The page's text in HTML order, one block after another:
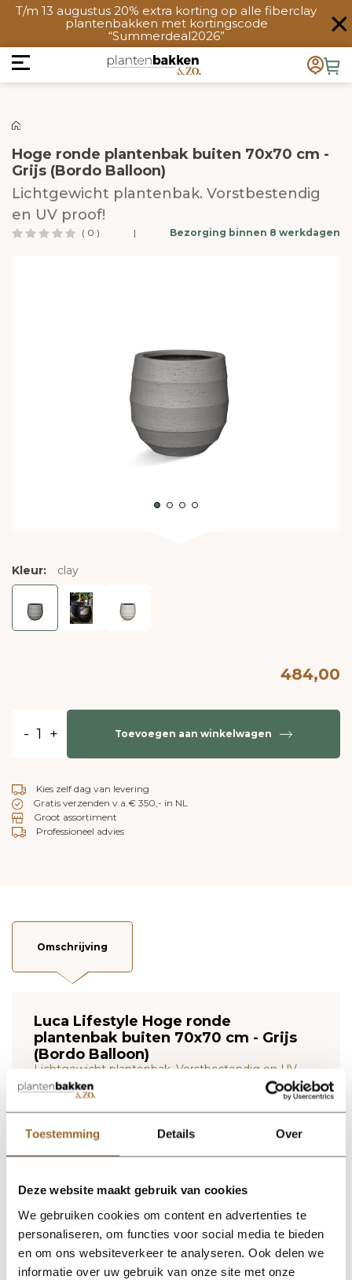
Toestemming Details Over
Deze website maakt gebruik van cookies
We gebruiken cookies om content en advertenties te
personaliseren, om functies voor social media te bieden
en om ons websiteverkeer te analyseren. Ook delen we
informatie over uw gebruik van onze site met onze
T/m 13 augustus 20% extra korting op alle fiberclay
plantenbakken met kortingscode
“Summerdeal2026”
Hoge ronde plantenbak buiten 70x70 cm -
Grijs (Bordo Balloon)
Lichtgewicht plantenbak. Vorstbestendig
en UV proof!
( 0 ) | Bezorging binnen 8 werkdagen
Kleur: clay
484,00
- + Toevoegen aan winkelwagen
Kies zelf dag van levering
Gratis verzenden v.a.€ 350,- in NL
Groot assortiment
Professioneel advies
Omschrijving
Luca Lifestyle Hoge ronde
plantenbak buiten 70x70 cm - Grijs
(Bordo Balloon)
Lichtgewicht plantenbak. Vorstbestendig en UV
proof!
zijn, nemen we contact met je op.
De Bordo Balloon 70 - Clay van Luca Lifestyle brengt direct
Dankzij de ronde bolvorm krijgt deze plantenbak een
herkenbaar silhouet dat mooi combineert met zowel moderne
als natuurlijke interieurs. De kleur klei geeft het ontwerp een
rustige, stijlvolle basis en laat groen extra goed tot zijn recht
komen. Het buitenformaat is 70 x 70 x 70 cm, waardoor de